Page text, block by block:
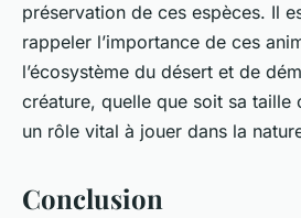
préservation de ces espèces. Il
rappeler l’importance de ces
l’écosystème du désert et de
créature, quelle que soit sa taille
un rôle vital à jouer dans la
Conclusion